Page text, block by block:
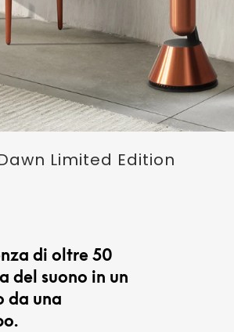
Limited Edition
di oltre 50
del suono in un
da una